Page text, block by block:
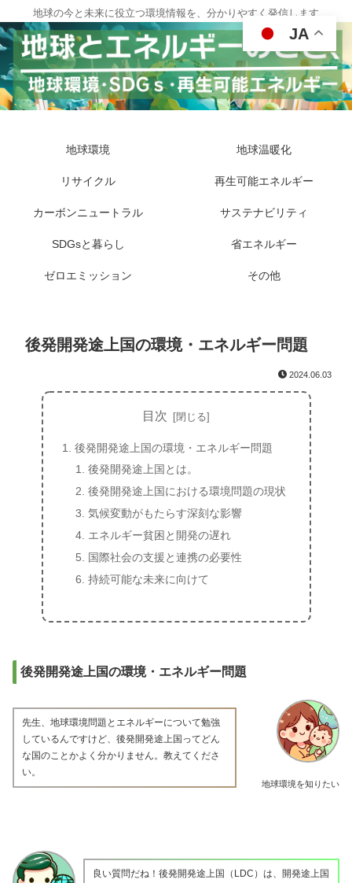
地球の今と未来に役立つ環境情報を、分かりやすく発信します
地球環境 地球温暖化
リサイクル 再生可能エネルギー
カーボンニュートラル サステナビリティ
SDGsと暮らし 省エネルギー
ゼロエミッション その他
後発開発途上国の環境・エネルギー問題
2024.06.03
目次
後発開発途上国の環境・エネルギー問題
後発開発途上国とは。
後発開発途上国における環境問題の現状
気候変動がもたらす深刻な影響
エネルギー貧困と開発の遅れ
国際社会の支援と連携の必要性
持続可能な未来に向けて
後発開発途上国の環境・エネルギー問題
地球環境を知りたい
先生、地球環境問題とエネルギーについて勉強
しているんですけど、後発開発途上国ってどん
な国のことかよく分かりません。教えてくださ
い。
良い質問だね！後発開発途上国（LDC）は、開発途上国
JA